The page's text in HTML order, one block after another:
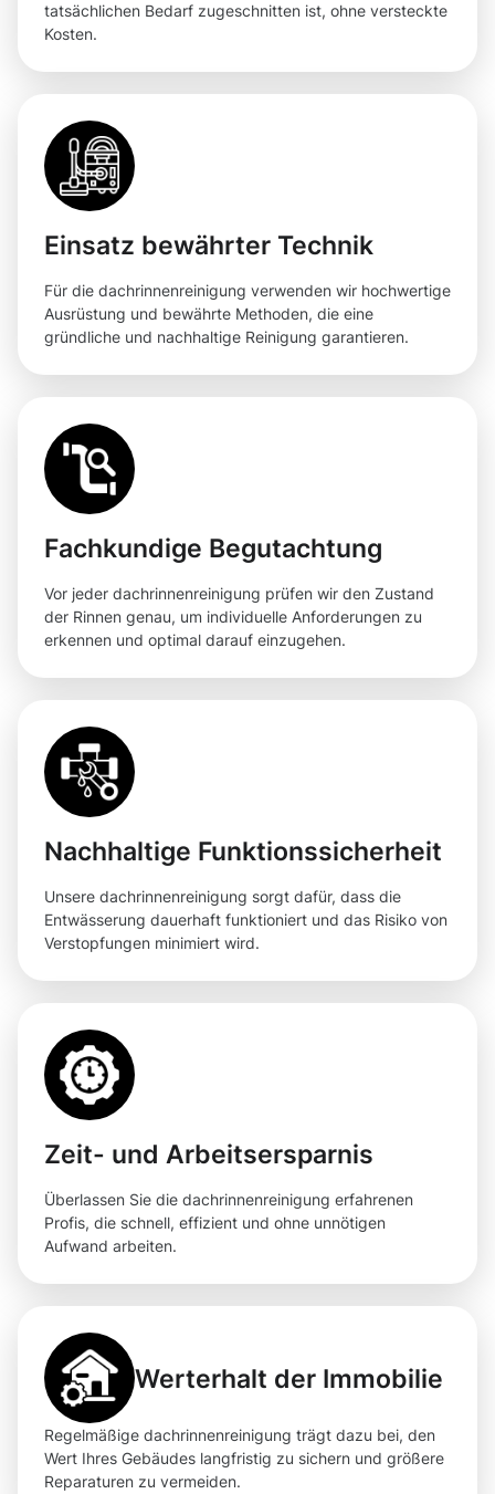
tatsächlichen Bedarf zugeschnitten ist, ohne versteckte
Kosten.
Einsatz bewährter Technik
Für die dachrinnenreinigung verwenden wir hochwertige
Ausrüstung und bewährte Methoden, die eine
gründliche und nachhaltige Reinigung garantieren.
Fachkundige Begutachtung
Vor jeder dachrinnenreinigung prüfen wir den Zustand
der Rinnen genau, um individuelle Anforderungen zu
erkennen und optimal darauf einzugehen.
Nachhaltige Funktionssicherheit
Unsere dachrinnenreinigung sorgt dafür, dass die
Entwässerung dauerhaft funktioniert und das Risiko von
Verstopfungen minimiert wird.
Zeit- und Arbeitsersparnis
Überlassen Sie die dachrinnenreinigung erfahrenen
Profis, die schnell, effizient und ohne unnötigen
Aufwand arbeiten.
Werterhalt der Immobilie
Regelmäßige dachrinnenreinigung trägt dazu bei, den
Wert Ihres Gebäudes langfristig zu sichern und größere
Reparaturen zu vermeiden.